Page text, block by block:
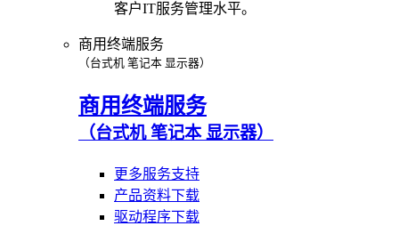
客户IT服务管理水平。
商用终端服务
（台式机 笔记本 显示器）
商用终端服务
（台式机 笔记本 显示器）
更多服务支持
产品资料下载
驱动程序下载